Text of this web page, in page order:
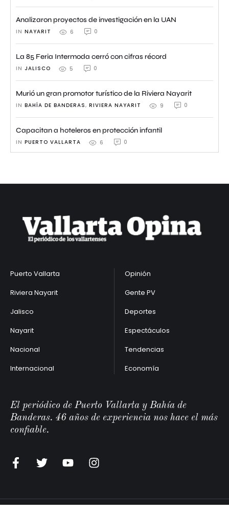
Analizaron proyectos de investigación en la UAN
IN NAYARIT 6 0
La 85 Feria Intermoda cerró con cifras récord
IN JALISCO 5 0
Murió un gran promotor turístico de la Riviera Nayarit
IN BAHÍA DE BANDERAS, RIVIERA NAYARIT 9 0
Capacitan a hoteleros en protección infantil
IN PUERTO VALLARTA 6 0
Puerto Vallarta
Riviera Nayarit
Jalisco
Nayarit
Nacional
Internacional
Opinión
Gente PV
Deportes
Espectáculos
Tendencias
Economía
El periódico de Puerto Vallarta y Bahía de
Banderas. 46 años de experiencia nos hace el más
confiable.